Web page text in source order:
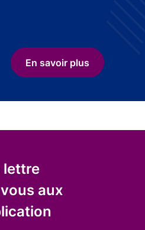
En savoir plus
lettre
aux